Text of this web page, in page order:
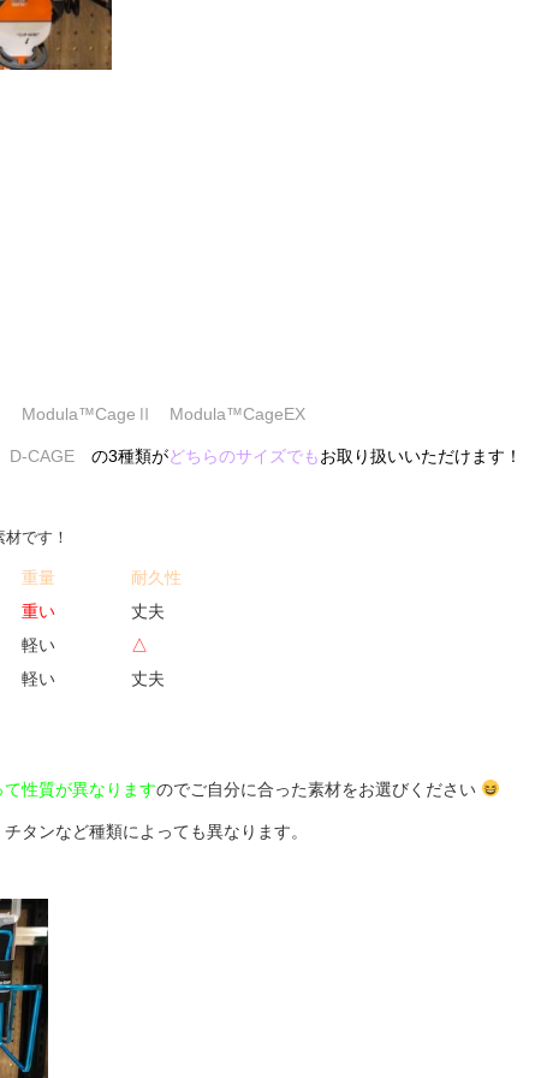
Modula™CageⅡ Modula™CageEX
D-CAGE の3種類がどちらのサイズでもお取り扱いいただけます！
材です！
重量
耐久性
重い
丈夫
軽い
△
軽い 丈夫
性質が異なりますのでご自分に合った素材をお選びください
タンなど種類によっても異なります。